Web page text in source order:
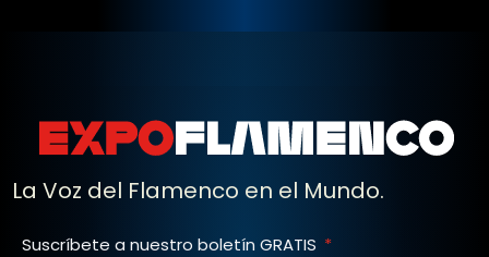
La Voz del Flamenco en el Mundo.
Suscríbete a nuestro boletín GRATIS